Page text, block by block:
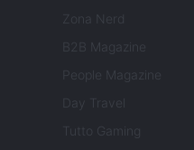
Zona Nerd
B2B Magazine
People Magazine
Day Travel
Tutto Gaming